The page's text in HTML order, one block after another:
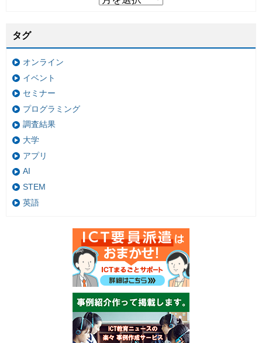
タグ
オンライン
イベント
セミナー
プログラミング
調査結果
大学
アプリ
AI
STEM
英語